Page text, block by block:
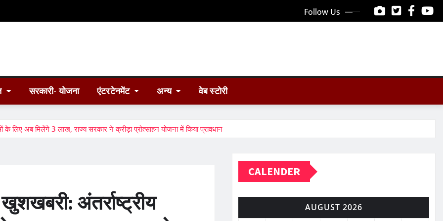
Follow Us
सरकारी- योजना एंटरटेनमेंट अन्य वेब स्टोरी
के लिए अब मिलेंगे 3 लाख, राज्य सरकार ने क्रीड़ा प्रोत्साहन योजना में किया प्रावधान
अंतर्राष्ट्रीय
CALENDER
AUGUST 2026